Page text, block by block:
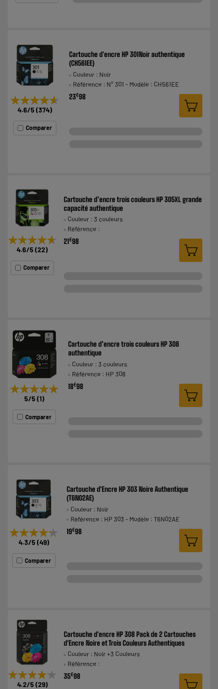
★★★★★
★★★★★
4.6/5 (374)
Comparer
Cartouche d'encre HP 301Noir authentique
(CH561EE)
Couleur : Noir
Référence : N° 301 - Modèle : CH561EE
23€98
★★★★★
★★★★★
4.6/5 (22)
Comparer
Cartouche d’encre trois couleurs HP 305XL grande
capacité authentique
Couleur : 3 couleurs
Référence :
21 €98
★★★★★
★★★★★
5/5 (1)
Comparer
Cartouche d’encre trois couleurs HP 308
authentique
Couleur : 3 couleurs
Référence : HP 308
18€98
★★★★★
★★★★★
4.3/5 (49)
Comparer
Cartouche d'Encre HP 303 Noire Authentique
(T6N02AE)
Couleur : Noir
Référence : HP 303 - Modèle : T6N02AE
19€98
★★★★★
★★★★★
4.2/5 (29)
Cartouche d'encre HP 308 Pack de 2 Cartouches
d'Encre Noire et Trois Couleurs Authentiques
Couleur : Noir +3 Couleurs
Référence :
35€98